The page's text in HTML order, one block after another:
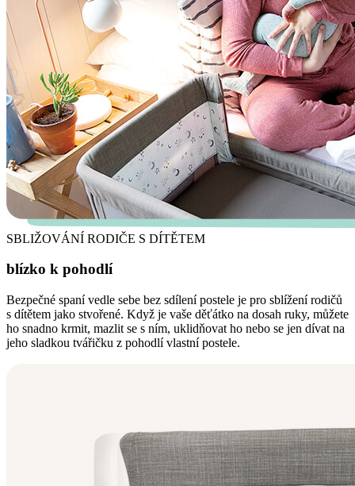
SBLIŽOVÁNÍ RODIČE S DÍTĚTEM
blízko k pohodlí
Bezpečné spaní vedle sebe bez sdílení postele je pro sblížení rodičů
s dítětem jako stvořené. Když je vaše děťátko na dosah ruky, můžete
ho snadno krmit, mazlit se s ním, uklidňovat ho nebo se jen dívat na
jeho sladkou tvářičku z pohodlí vlastní postele.